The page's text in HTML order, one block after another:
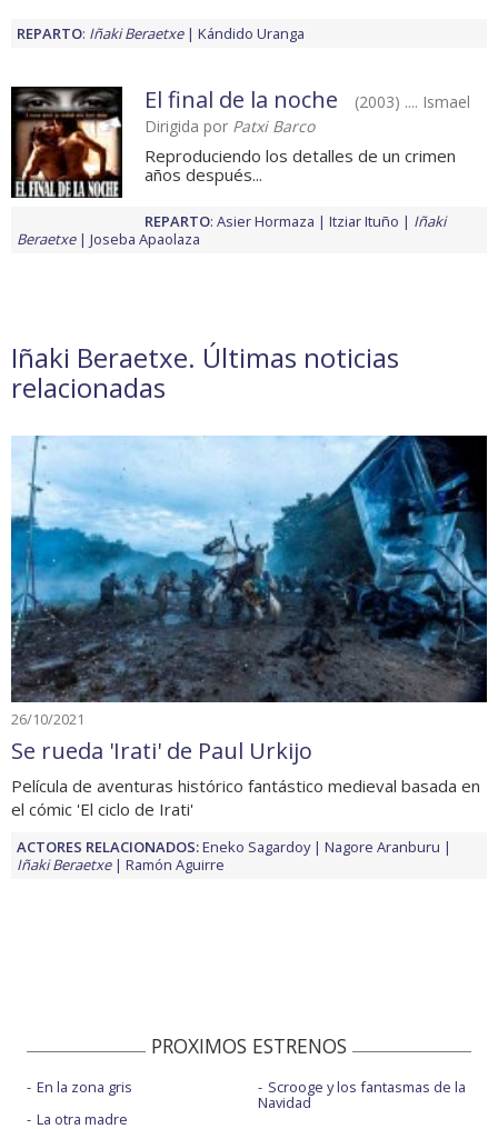
REPARTO: Iñaki Beraetxe Kándido Uranga
El final de la noche
(2003) .... Ismael
Dirigida por Patxi Barco
Reproduciendo los detalles de un crimen
años después...
REPARTO: Asier Hormaza Itziar Ituño
Iñaki
Beraetxe
Joseba Apaolaza
Iñaki Beraetxe. Últimas noticias
relacionadas
26/10/2021
Se rueda 'Irati' de Paul Urkijo
Película de aventuras histórico fantástico medieval basada en
el cómic 'El ciclo de Irati'
ACTORES RELACIONADOS:Eneko Sagardoy
Nagore Aranburu
Iñaki Beraetxe
Ramón Aguirre
PROXIMOS ESTRENOS
En la zona gris
La otra madre
Scrooge y los fantasmas de la
Navidad